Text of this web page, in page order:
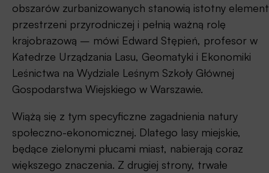
obszarów zurbanizowanych stanowią istotny element
przestrzeni przyrodniczej i pełnią ważną rolę
krajobrazową – mówi Edward Stępień, profesor w
Katedrze Urządzania Lasu, Geomatyki i Ekonomiki
Leśnictwa na Wydziale Leśnym Szkoły Głównej
Gospodarstwa Wiejskiego w Warszawie.
Wiążą się z tym specyficzne zagadnienia natury
społeczno-ekonomicznej. Dlatego lasy miejskie,
będące zielonymi płucami miast, nabierają coraz
większego znaczenia. Z drugiej strony, trwałe